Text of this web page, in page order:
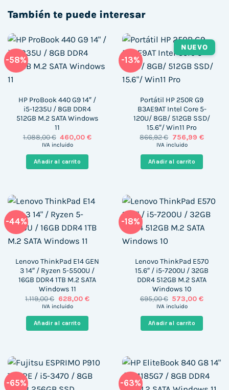
También te puede interesar
-58%
HP ProBook 440 G9 14″ /
i5-1235U / 8GB DDR4
512GB M.2 SATA Windows
11
1.088,00€ El
precio
era:
1.088,00 €.
460,00€El
IVA incluido
Añadir al carrito
-13%
NUEVO
Portátil HP 250R G9
B3AE9AT Intel Core 5-
120U/ 8GB/ 512GB SSD/
15.6″/ Win11 Pro
866,92€ El
precio
era:
866,92 €.
756,99 €El
IVA incluido
Añadir al carrito
-44%
Lenovo ThinkPad E14 GEN
3 14″ / Ryzen 5-5500U /
16GB DDR4 1TB M.2 SATA
Windows 11
1.119,00€ El
precio
era:
1.119,00 €.
628,00 €El
IVA incluido
Añadir al carrito
-18%
Lenovo ThinkPad E570
15.6″ / i5-7200U / 32GB
DDR4 512GB M.2 SATA
Windows 10
695,00€ El
precio
era:
695,00 €.
573,00€El
IVA incluido
Añadir al carrito
-65% -63%